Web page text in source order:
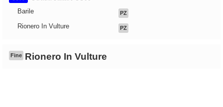
Barile
PZ
Rionero In Vulture PZ
Fine Rionero In Vulture